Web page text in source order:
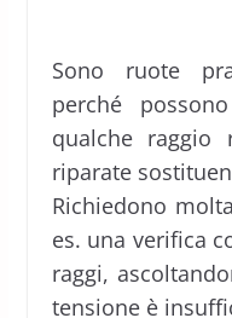
Sono ruote
perché
qualche raggio
riparate
Richiedono
es. una verifica
raggi,
tensione è